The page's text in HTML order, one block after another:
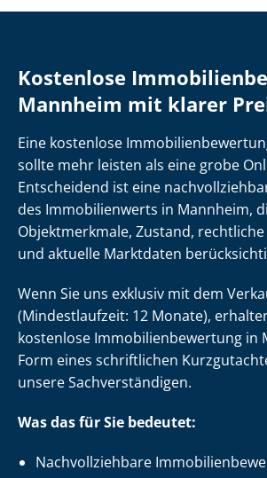
Kostenlose
Mannheim mit klarer
Eine kostenlose
sollte mehr leisten als eine grobe
Entscheidend ist eine
des Immobilienwerts in Mannheim,
Objektmerkmale, Zustand,
und aktuelle Marktdaten
Wenn Sie uns exklusiv mit dem
(Mindestlaufzeit: 12 Monate),
kostenlose Im­mo­bi­li­en­be­wer­tung in
Form eines schriftlichen
unsere Sach­ver­stän­di­gen.
Was das für Sie bedeutet:
Nach­voll­zieh­ba­re